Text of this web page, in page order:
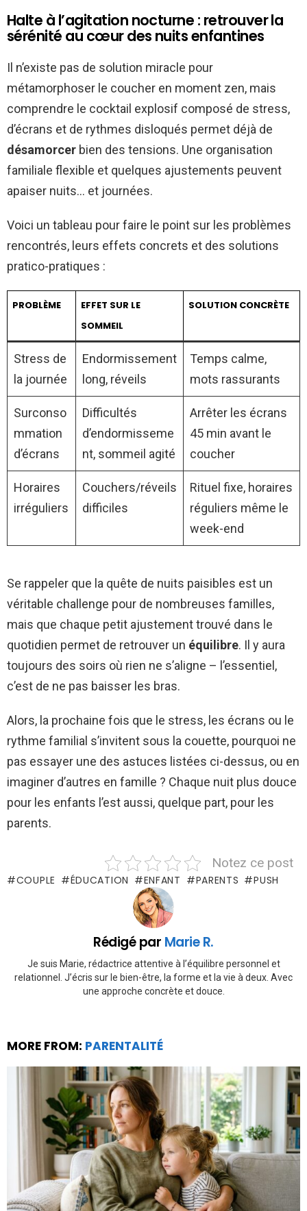
Halte à l’agitation nocturne : retrouver la
sérénité au cœur des nuits enfantines
Il n’existe pas de solution miracle pour
métamorphoser le coucher en moment zen, mais
comprendre le cocktail explosif composé de stress,
d’écrans et de rythmes disloqués permet déjà de
désamorcer bien des tensions. Une organisation
familiale flexible et quelques ajustements peuvent
apaiser nuits… et journées.
Voici un tableau pour faire le point sur les problèmes
rencontrés, leurs effets concrets et des solutions
pratico-pratiques :
PROBLÈME
EFFET SUR LE
SOMMEIL
SOLUTION CONCRÈTE
Stress de
la journée
Endormissement
long, réveils
Temps calme,
mots rassurants
Surconso
mmation
d’écrans
Difficultés
d’endormisseme
nt, sommeil agité
Arrêter les écrans
45 min avant le
coucher
Horaires
irréguliers
Couchers/réveils
difficiles
Rituel fixe, horaires
réguliers même le
week-end
Se rappeler que la quête de nuits paisibles est un
véritable challenge pour de nombreuses familles,
mais que chaque petit ajustement trouvé dans le
quotidien permet de retrouver un équilibre. Il y aura
toujours des soirs où rien ne s’aligne – l’essentiel,
c’est de ne pas baisser les bras.
Alors, la prochaine fois que le stress, les écrans ou le
rythme familial s’invitent sous la couette, pourquoi ne
pas essayer une des astuces listées ci-dessus, ou en
imaginer d’autres en famille ? Chaque nuit plus douce
pour les enfants l’est aussi, quelque part, pour les
parents.
Notez ce post
COUPLE ÉDUCATION ENFANT PARENTS PUSH
Rédigé par Marie R.
Je suis Marie, rédactrice attentive à l’équilibre personnel et
relationnel. J’écris sur le bien-être, la forme et la vie à deux. Avec
une approche concrète et douce.
MORE FROM: PARENTALITÉ